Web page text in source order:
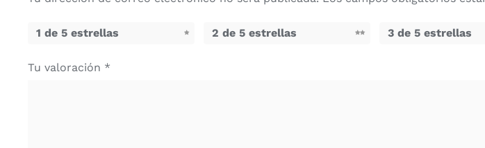
1 de 5 estrellas 2 de 5 estrellas 3 de 5 estrellas
Tu valoración *